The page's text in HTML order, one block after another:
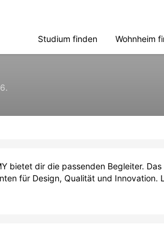
Studium finden Wohnheim
bietet dir die passenden Begleiter. Das
für Design, Qualität und Innovation.